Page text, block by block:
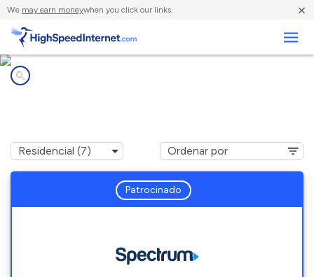
We may earn moneywhen you click our links. ×
Patrocinado